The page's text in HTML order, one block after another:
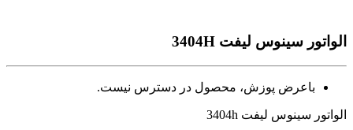
الواتور سینوس لیفت 3404H
باعرض پوزش، محصول در دسترس نیست.
الواتور سینوس لیفت 3404h